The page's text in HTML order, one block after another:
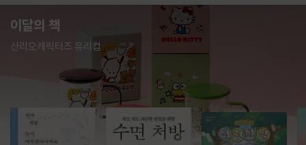
이달의 책
산리오캐릭터즈 유리컵